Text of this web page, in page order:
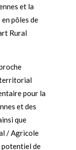
et la
pôles de
Rural
territorial
pour la
et des
que
/ Agricole
potentiel de